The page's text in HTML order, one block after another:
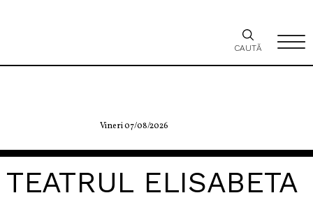
Vineri 07/08/2026
CAUTĂ
TEATRUL ELISABETA